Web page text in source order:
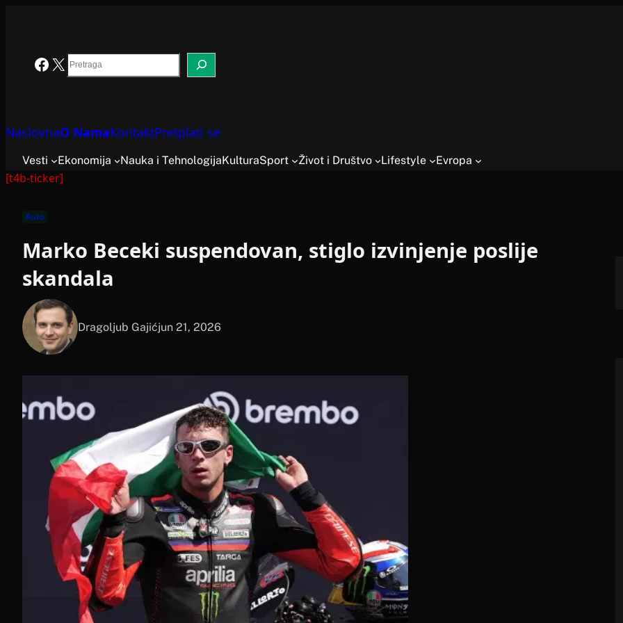
Facebook
X Search
NaslovnaO NamaKontaktPretplati se
Vesti Ekonomija Nauka i TehnologijaKulturaSport Život i Društvo Lifestyle Evropa
[t4b-ticker]
Auto
Marko Beceki suspendovan, stiglo izvinjenje poslije
skandala
Dragoljub Gajićjun 21, 2026